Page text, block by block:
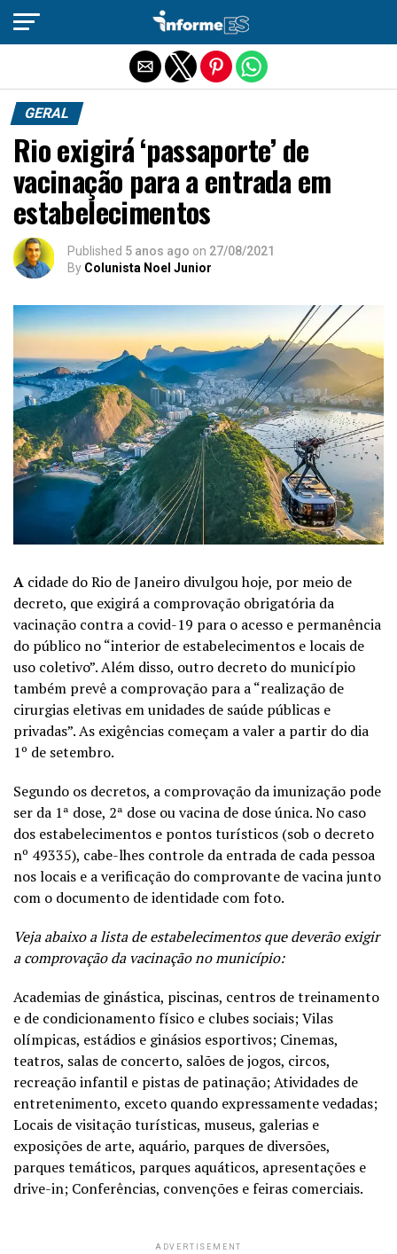
GERAL
Rio exigirá ‘passaporte’ de
vacinação para a entrada em
estabelecimentos
Published 5 anos ago on 27/08/2021
By Colunista Noel Junior
A cidade do Rio de Janeiro divulgou hoje, por meio de
decreto, que exigirá a comprovação obrigatória da
vacinação contra a covid-19 para o acesso e permanência
do público no “interior de estabelecimentos e locais de
uso coletivo”. Além disso, outro decreto do município
também prevê a comprovação para a “realização de
cirurgias eletivas em unidades de saúde públicas e
privadas”. As exigências começam a valer a partir do dia
1º de setembro.
Segundo os decretos, a comprovação da imunização pode
ser da 1ª dose, 2ª dose ou vacina de dose única. No caso
dos estabelecimentos e pontos turísticos (sob o decreto
nº 49335), cabe-lhes controle da entrada de cada pessoa
nos locais e a verificação do comprovante de vacina junto
com o documento de identidade com foto.
Veja abaixo a lista de estabelecimentos que deverão exigir
a comprovação da vacinação no município:
Academias de ginástica, piscinas, centros de treinamento
e de condicionamento físico e clubes sociais; Vilas
olímpicas, estádios e ginásios esportivos; Cinemas,
teatros, salas de concerto, salões de jogos, circos,
recreação infantil e pistas de patinação; Atividades de
entretenimento, exceto quando expressamente vedadas;
Locais de visitação turísticas, museus, galerias e
exposições de arte, aquário, parques de diversões,
parques temáticos, parques aquáticos, apresentações e
drive-in; Conferências, convenções e feiras comerciais.
ADVERTISEMENT
Sair da versão mobile